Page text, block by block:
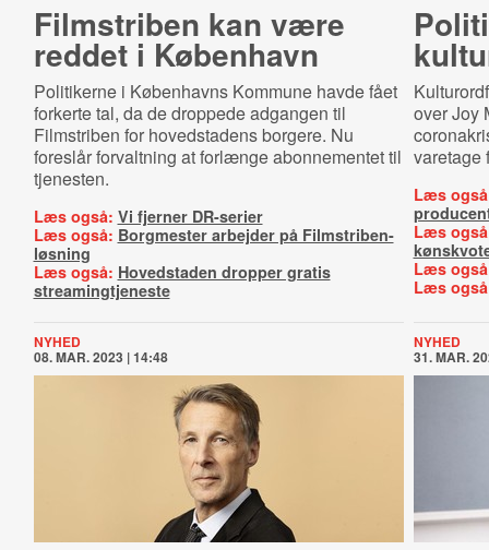
Filmstriben kan være
reddet i København
Politikerne i Københavns Kommune havde fået
forkerte tal, da de droppede adgangen til
Filmstriben for hovedstadens borgere. Nu
foreslår forvaltning at forlænge abonnementet til
tjenesten.
Læs også: Vi fjerner DR-serier
Læs også: Borgmester arbejder på Filmstriben-
løsning
Læs også: Hovedstaden dropper gratis
streamingtjeneste
over Joy
varetage
Læs
Læs
Læs
Læs
NYHED
08. MAR. 2023 | 14:48
NYHED
31. MAR.